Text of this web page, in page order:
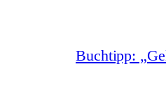
Buchtipp: